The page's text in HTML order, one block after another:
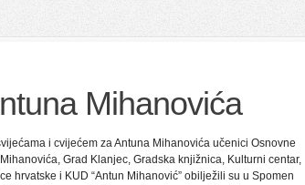
Mihanovića
i cvijećem za Antuna Mihanovića učenici Osnovne
Grad Klanjec, Gradska knjižnica, Kulturni centar,
hrvatske i KUD “Antun Mihanović” obilježili su u Spomen